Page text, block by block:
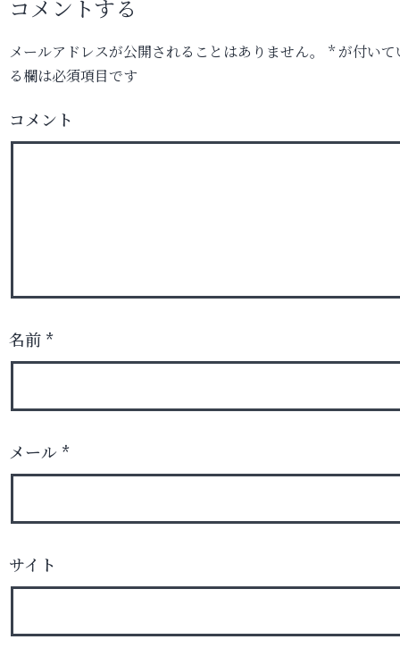
コメントする
メールアドレスが公開されることはありません。 *が付いて
る欄は必須項目です
コメント
名前 *
メール *
サイト